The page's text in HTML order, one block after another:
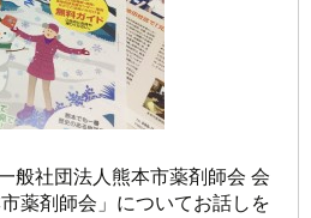
般社団法人熊本市薬剤師会 会
薬剤師会」についてお話しを